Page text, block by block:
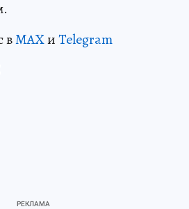
вMAXиTelegram